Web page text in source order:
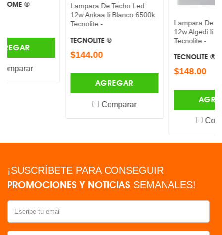
Lampara De Techo Led
12w Ankaa Ii Blanco 6500k
TECNOLITE ®
AGREGAR
Comparar
Lampara De Techo Led
12w Algedi Ii Blanco
TECNOLITE ®
$148.00
AGREGAR
Comparar
¡SUSCRÍBETE PARA CONSEGUIR
PROMOCIONES Y NOTICIAS SEMANALES!